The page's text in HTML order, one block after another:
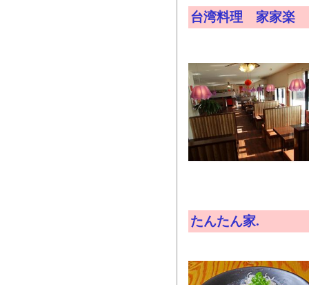
台湾料理 家家楽
たんたん家.